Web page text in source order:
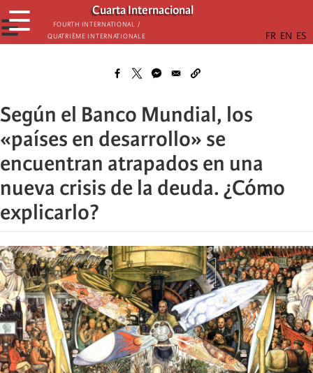
Skip
to
main
Cuarta Internacional
Fourth International /
Quatrième internationale
☰
☰
Según el Banco Mundial, los
«países en desarrollo» se
encuentran atrapados en una
nueva crisis de la deuda. ¿Cómo
explicarlo?